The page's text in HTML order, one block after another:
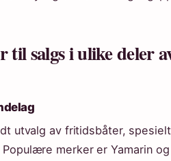
til salgs i ulike deler
utvalg av fritidsbåter,
merker er Yamarin